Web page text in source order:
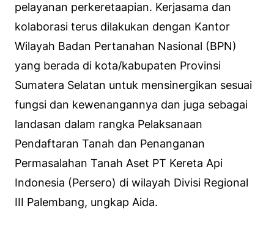
pelayanan perkeretaapian. Kerjasama dan
kolaborasi terus dilakukan dengan Kantor
Wilayah Badan Pertanahan Nasional (BPN)
yang berada di kota/kabupaten Provinsi
Sumatera Selatan untuk mensinergikan sesuai
fungsi dan kewenangannya dan juga sebagai
landasan dalam rangka Pelaksanaan
Pendaftaran Tanah dan Penanganan
Permasalahan Tanah Aset PT Kereta Api
Indonesia (Persero) di wilayah Divisi Regional
III Palembang, ungkap Aida.